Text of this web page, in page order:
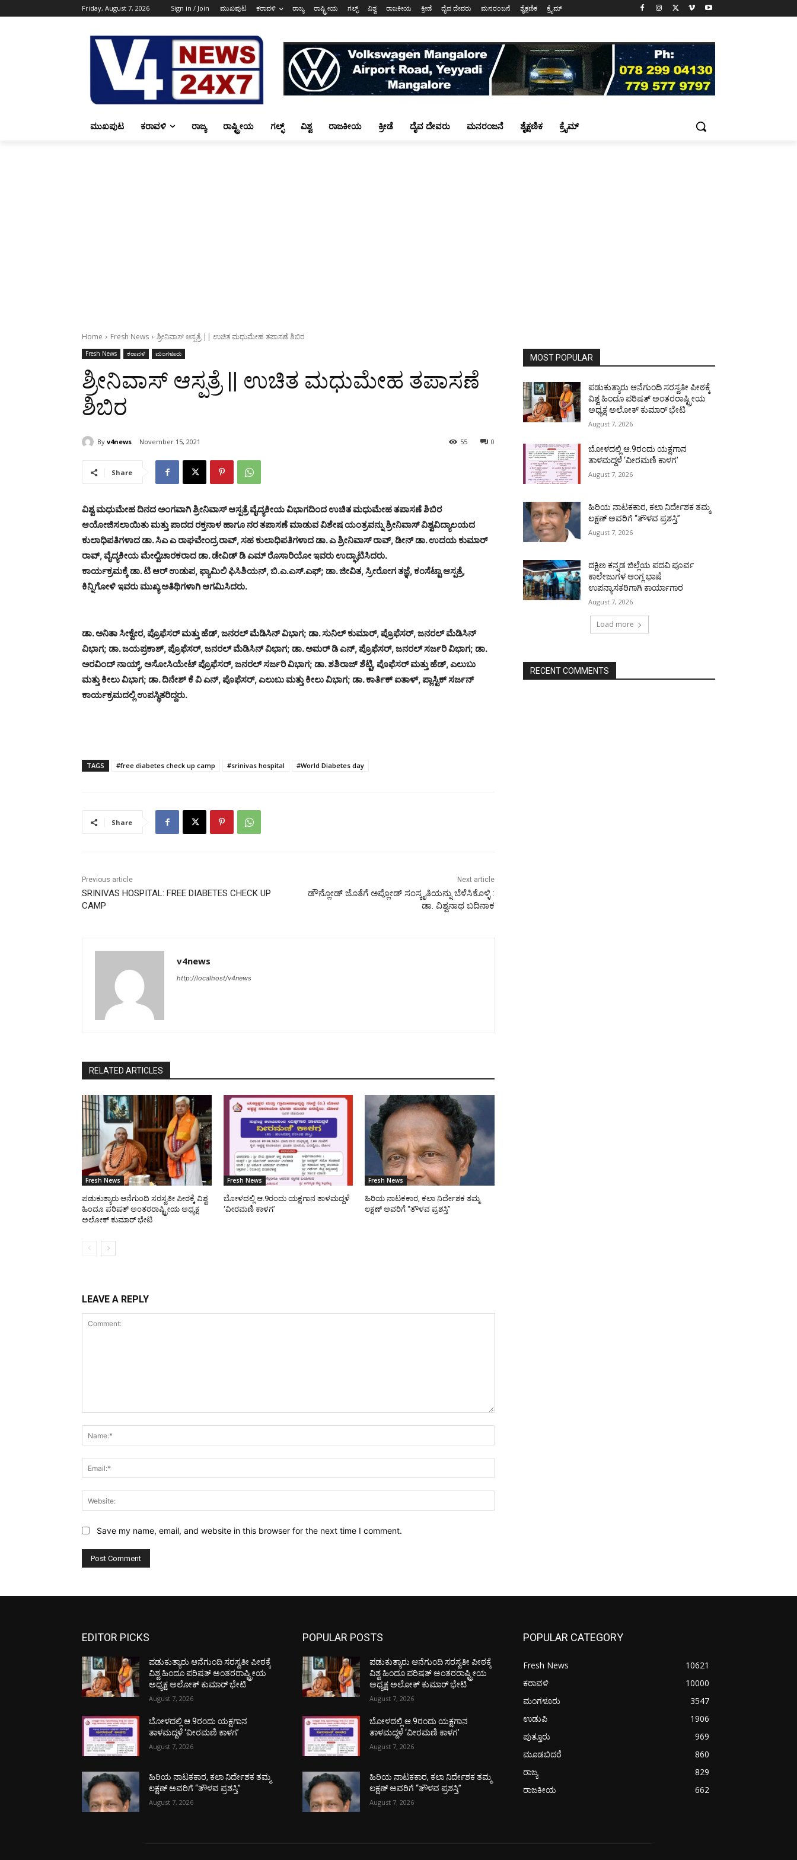
Friday, August 7, 2026 Sign in / Join ಮುಖಪುಟ ಕರಾವಳಿ ರಾಜ್ಯ ರಾಷ್ಟ್ರೀಯ ಗಲ್ಫ್ ವಿಶ್ವ ರಾಜಕೀಯ ಕ್ರೀಡೆ ದೈವ ದೇವರು ಮನರಂಜನೆ ಶೈಕ್ಷಣಿಕ ಕ್ರೈಮ್
ಮುಖಪುಟ ಕರಾವಳಿ ರಾಜ್ಯ ರಾಷ್ಟ್ರೀಯ ಗಲ್ಫ್ ವಿಶ್ವ ರಾಜಕೀಯ ಕ್ರೀಡೆ ದೈವ ದೇವರು ಮನರಂಜನೆ ಶೈಕ್ಷಣಿಕ ಕ್ರೈಮ್
Home Fresh News ಶ್ರೀನಿವಾಸ್ ಆಸ್ಪತ್ರೆ || ಉಚಿತ ಮಧುಮೇಹ ತಪಾಸಣೆ ಶಿಬಿರ
Fresh News ಕರಾವಳಿ ಮಂಗಳೂರು
ಶ್ರೀನಿವಾಸ್ ಆಸ್ಪತ್ರೆ || ಉಚಿತ ಮಧುಮೇಹ ತಪಾಸಣೆ
ಶಿಬಿರ
By v4news November 15, 2021 0
55
Share
ವಿಶ್ವ ಮಧುಮೇಹ ದಿನದ ಅಂಗವಾಗಿ ಶ್ರೀನಿವಾಸ್ ಆಸ್ಪತ್ರೆ ವೈದ್ಯಕೀಯ ವಿಭಾಗದಿಂದ ಉಚಿತ ಮಧುಮೇಹ ತಪಾಸಣೆ ಶಿಬಿರ
ಆಯೋಜಿಸಲಾಯಿತು ಮತ್ತು ಪಾದದ ರಕ್ತನಾಳ ಹಾಗೂ ನರ ತಪಾಸಣೆ ಮಾಡುವ ವಿಶೇಷ ಯಂತ್ರವನ್ನು ಶ್ರೀನಿವಾಸ್ ವಿಶ್ವವಿದ್ಯಾಲಯದ
ಕುಲಾಧಿಪತಿಗಳಾದ ಡಾ. ಸಿಎ ಎ ರಾಘವೇಂದ್ರ ರಾವ್, ಸಹ ಕುಲಾಧಿಪತಿಗಳಾದ ಡಾ. ಎ ಶ್ರೀನಿವಾಸ್ ರಾವ್, ಡೀನ್ ಡಾ. ಉದಯ ಕುಮಾರ್
ರಾವ್, ವೈದ್ಯಕೀಯ ಮೇಲ್ವಿಚಾರಕರಾದ ಡಾ. ಡೇವಿಡ್ ಡಿ ಎಮ್ ರೊಸಾರಿಯೋ ಇವರು ಉದ್ಘಾಟಿಸಿದರು.
ಕಾರ್ಯಕ್ರಮಕ್ಕೆ ಡಾ. ಟಿ ಆರ್ ಉಡುಪ, ಫ್ಯಾಮಿಲಿ ಫಿಸಿಶಿಯನ್, ಬಿ.ಎ.ಎಸ್.ಎಫ್; ಡಾ. ಜೀವಿತ, ಸ್ರೀರೋಗ ತಜ್ಞೆ, ಕಂಸೆಟ್ಟಾ ಆಸ್ಪತ್ರೆ,
ಕಿನ್ನಿಗೋಳಿ ಇವರು ಮುಖ್ಯ ಅತಿಥಿಗಳಾಗಿ ಆಗಮಿಸಿದರು.
ಡಾ. ಅನಿತಾ ಸೀಕ್ವೇರ, ಪ್ರೊಫೆಸರ್ ಮತ್ತು ಹೆಡ್, ಜನರಲ್ ಮೆಡಿಸಿನ್ ವಿಭಾಗ; ಡಾ. ಸುನಿಲ್ ಕುಮಾರ್, ಪ್ರೊಫೆಸರ್, ಜನರಲ್ ಮೆಡಿಸಿನ್
ವಿಭಾಗ; ಡಾ. ಜಯಪ್ರಕಾಶ್, ಪ್ರೊಫೆಸರ್, ಜನರಲ್ ಮೆಡಿಸಿನ್ ವಿಭಾಗ; ಡಾ. ಅಮರ್ ಡಿ ಎನ್, ಪ್ರೊಫೆಸರ್, ಜನರಲ್ ಸರ್ಜರಿ ವಿಭಾಗ; ಡಾ.
ಅರವಿಂದ್ ನಾಯ್ಕ್, ಅಸೋಸಿಯೇಟ್ ಪ್ರೊಫೆಸರ್, ಜನರಲ್ ಸರ್ಜರಿ ವಿಭಾಗ; ಡಾ. ಶಶಿರಾಜ್ ಶೆಟ್ಟಿ, ಪೊಫೆಸರ್ ಮತ್ತು ಹೆಡ್, ಎಲುಬು
ಮತ್ತು ಕೀಲು ವಿಭಾಗ; ಡಾ. ದಿನೇಶ್ ಕೆ ವಿ ಎನ್, ಪೊಫೆಸರ್, ಎಲುಬು ಮತ್ತು ಕೀಲು ವಿಭಾಗ; ಡಾ. ಕಾರ್ತಿಕ್ ಐತಾಳ್, ಪ್ಲಾಸ್ಟಿಕ್ ಸರ್ಜನ್
ಕಾರ್ಯಕ್ರಮದಲ್ಲಿ ಉಪಸ್ಥಿತರಿದ್ದರು.
TAGS #free diabetes check up camp #srinivas hospital #World Diabetes day
Share
Previous article
SRINIVAS HOSPITAL: FREE DIABETES CHECK UP
CAMP
Next article
ಡೌನ್ಲೋಡ್‌ ಜೊತೆಗೆ ಅಪ್ಲೋಡ್ ಸಂಸ್ಕೃತಿಯನ್ನು ಬೆಳೆಸಿಕೊಳ್ಳಿ :
ಡಾ. ವಿಶ್ವನಾಥ ಬದಿನಾಕ
v4news
http://localhost/v4news
RELATED ARTICLES
Fresh News
ಪಡುಕುತ್ಯಾರು ಆನೆಗುಂದಿ ಸರಸ್ವತೀ ಪೀಠಕ್ಕೆ ವಿಶ್ವ
ಹಿಂದೂ ಪರಿಷತ್ ಅಂತರರಾಷ್ಟ್ರೀಯ ಅಧ್ಯಕ್ಷ
ಅಲೋಕ್ ಕುಮಾರ್ ಭೇಟಿ
Fresh News
ಬೋಳದಲ್ಲಿ ಆ.9ರಂದು ಯಕ್ಷಗಾನ ತಾಳಮದ್ದಳೆ
‘ವೀರಮಣಿ ಕಾಳಗ’
Fresh News
ಹಿರಿಯ ನಾಟಕಕಾರ, ಕಲಾ ನಿರ್ದೇಶಕ ತಮ್ಮ
ಲಕ್ಷಣ್ ಅವರಿಗೆ “ತೌಳವ ಪ್ರಶಸ್ತಿ”
LEAVE A REPLY
Save my name, email, and website in this browser for the next time I comment.
MOST POPULAR
ಪಡುಕುತ್ಯಾರು ಆನೆಗುಂದಿ ಸರಸ್ವತೀ ಪೀಠಕ್ಕೆ
ವಿಶ್ವ ಹಿಂದೂ ಪರಿಷತ್ ಅಂತರರಾಷ್ಟ್ರೀಯ
ಅಧ್ಯಕ್ಷ ಅಲೋಕ್ ಕುಮಾರ್ ಭೇಟಿ
August 7, 2026
ಬೋಳದಲ್ಲಿ ಆ.9ರಂದು ಯಕ್ಷಗಾನ
ತಾಳಮದ್ದಳೆ ‘ವೀರಮಣಿ ಕಾಳಗ’
August 7, 2026
ಹಿರಿಯ ನಾಟಕಕಾರ, ಕಲಾ ನಿರ್ದೇಶಕ ತಮ್ಮ
ಲಕ್ಷಣ್ ಅವರಿಗೆ “ತೌಳವ ಪ್ರಶಸ್ತಿ”
August 7, 2026
ದಕ್ಷಿಣ ಕನ್ನಡ ಜಿಲ್ಲೆಯ ಪದವಿ ಪೂರ್ವ
ಕಾಲೇಜುಗಳ ಆಂಗ್ಲ ಭಾಷೆ
ಉಪನ್ಯಾಸಕರಿಗಾಗಿ ಕಾರ್ಯಾಗಾರ
August 7, 2026
Load more
RECENT COMMENTS
EDITOR PICKS
ಪಡುಕುತ್ಯಾರು ಆನೆಗುಂದಿ ಸರಸ್ವತೀ ಪೀಠಕ್ಕೆ
ವಿಶ್ವ ಹಿಂದೂ ಪರಿಷತ್ ಅಂತರರಾಷ್ಟ್ರೀಯ
ಅಧ್ಯಕ್ಷ ಅಲೋಕ್ ಕುಮಾರ್ ಭೇಟಿ
August 7, 2026
ಬೋಳದಲ್ಲಿ ಆ.9ರಂದು ಯಕ್ಷಗಾನ
ತಾಳಮದ್ದಳೆ ‘ವೀರಮಣಿ ಕಾಳಗ’
August 7, 2026
ಹಿರಿಯ ನಾಟಕಕಾರ, ಕಲಾ ನಿರ್ದೇಶಕ ತಮ್ಮ
ಲಕ್ಷಣ್ ಅವರಿಗೆ “ತೌಳವ ಪ್ರಶಸ್ತಿ”
August 7, 2026
POPULAR POSTS
ಪಡುಕುತ್ಯಾರು ಆನೆಗುಂದಿ ಸರಸ್ವತೀ ಪೀಠಕ್ಕೆ
ವಿಶ್ವ ಹಿಂದೂ ಪರಿಷತ್ ಅಂತರರಾಷ್ಟ್ರೀಯ
ಅಧ್ಯಕ್ಷ ಅಲೋಕ್ ಕುಮಾರ್ ಭೇಟಿ
August 7, 2026
ಬೋಳದಲ್ಲಿ ಆ.9ರಂದು ಯಕ್ಷಗಾನ
ತಾಳಮದ್ದಳೆ ‘ವೀರಮಣಿ ಕಾಳಗ’
August 7, 2026
ಹಿರಿಯ ನಾಟಕಕಾರ, ಕಲಾ ನಿರ್ದೇಶಕ ತಮ್ಮ
ಲಕ್ಷಣ್ ಅವರಿಗೆ “ತೌಳವ ಪ್ರಶಸ್ತಿ”
August 7, 2026
POPULAR CATEGORY
Fresh News
10621
ಕರಾವಳಿ
10000
ಮಂಗಳೂರು
3547
ಉಡುಪಿ
1906
ಪುತ್ತೂರು
969
ಮೂಡಬಿದರೆ
860
ರಾಜ್ಯ
829
ರಾಜಕೀಯ
662